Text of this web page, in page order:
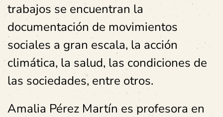
trabajos se encuentran la
documentación de movimientos
sociales a gran escala, la acción
climática, la salud, las condiciones de
las sociedades, entre otros.
Amalia Pérez Martín es profesora en